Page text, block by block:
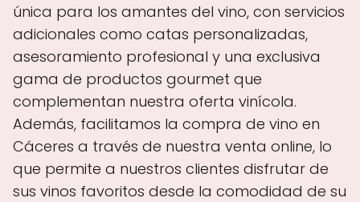
única para los amantes del vino, con servicios
adicionales como catas personalizadas,
asesoramiento profesional y una exclusiva
gama de productos gourmet que
complementan nuestra oferta vinícola.
Además, facilitamos la compra de vino en
Cáceres a través de nuestra venta online, lo
que permite a nuestros clientes disfrutar de
sus vinos favoritos desde la comodidad de su